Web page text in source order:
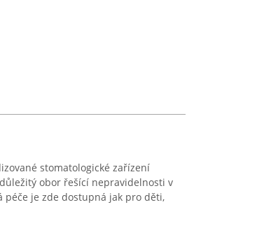
stomatologické zařízení
obor řešící nepravidelnosti v
je zde dostupná jak pro děti,